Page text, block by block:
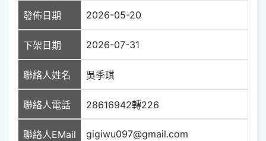
發佈日期 2026-05-20
下架日期 2026-07-31
聯絡人姓名 吳季琪
聯絡人電話 28616942轉226
聯絡人EMail gigiwu097@gmail.com